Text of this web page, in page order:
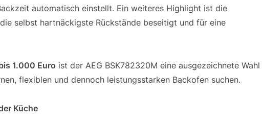
automatisch einstellt. Ein weiteres Highlight ist die
selbst hartnäckigste Rückstände beseitigt und für eine
1.000 Euro ist der AEG BSK782320M eine ausgezeichnete Wahl
flexiblen und dennoch leistungsstarken Backofen suchen.
Küche